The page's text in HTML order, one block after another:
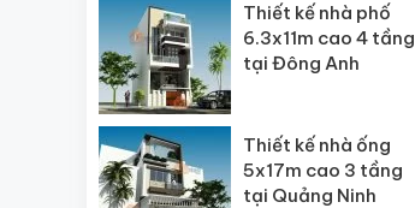
Thiết kế nhà phố
6.3x11m cao 4 tầng
tại Đông Anh
Thiết kế nhà ống
5x17m cao 3 tầng
tại Quảng Ninh